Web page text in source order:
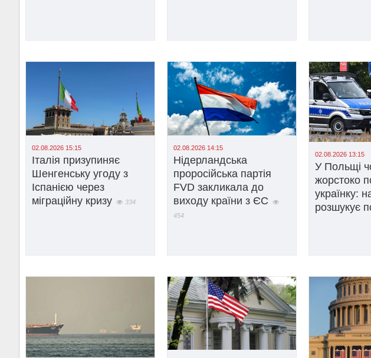
02.08.2026 15:15
Італія призупиняє
Шенгенську угоду з
Іспанією через
міграційну кризу
334
02.08.2026 14:15
Нідерландська
проросійська партія
FVD закликала до
виходу країни з ЄС
454
02.08.2026 13:15
У Польщі
жорстоко
українку:
розшукує